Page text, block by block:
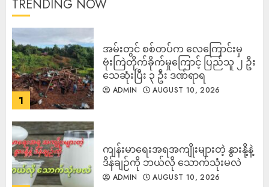
TRENDING NOW
1
‎အမ်းတွင် စစ်တပ်က လေကြောင်းမှ
ဗုံးကြဲတိုက်ခိုက်မှုကြောင့် ပြည်သူ ၂ ဦး
သေဆုံးပြီး ၃ ဦး ဒဏ်ရာရ
ADMIN AUGUST 10, 2026
ကျန်းမာရေးအရအကျိုးများတဲ့ နွားနို့နဲ့
ဒိန်ချဉ်ကို ဘယ်လို သောက်သုံးမလဲ
ADMIN AUGUST 10, 2026